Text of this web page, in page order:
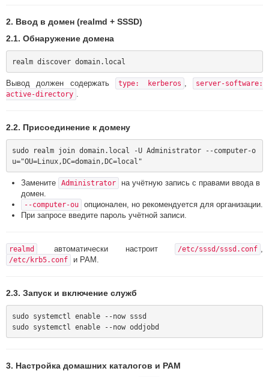
2. Ввод в домен (realmd + SSSD)
2.1. Обнаружение домена
Вывод должен содержать type: kerberos ,
server-software:
active-directory .
2.2. Присоединение к домену
sudo realm join domain.local -U Administrator --computer-o
Замените Administrator
на учётную запись с правами ввода в
домен.
--computer-ou
опционален, но рекомендуется для организации.
При запросе введите пароль учётной записи.
realmd автоматически настроит /etc/sssd/sssd.conf ,
/etc/krb5.conf и PAM.
2.3. Запуск и включение служб
sudo systemctl enable --now sssd
3. Настройка домашних каталогов и PAM